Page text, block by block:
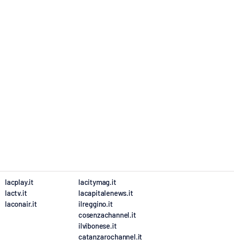
lacplay.it
lactv.it
laconair.it
lacitymag.it
lacapitalenews.it
ilreggino.it
cosenzachannel.it
ilvibonese.it
catanzarochannel.it